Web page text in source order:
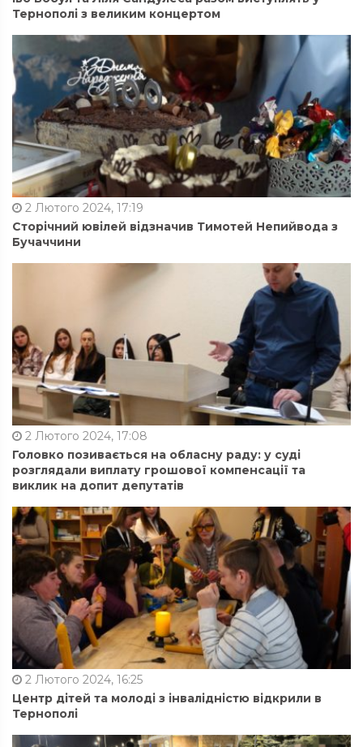
Тернополі з великим концертом
2 Лютого 2024, 17:19
Сторічний ювілей відзначив Тимотей Непийвода з
Бучаччини
2 Лютого 2024, 17:08
Головко позивається на обласну раду: у суді
розглядали виплату грошової компенсації та
виклик на допит депутатів
2 Лютого 2024, 16:25
Центр дітей та молоді з інвалідністю відкрили в
Тернополі